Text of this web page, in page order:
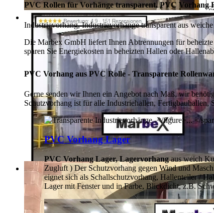
PVC Rollen für Vorhänge transparent, PVC Vorhang
Industrievorhang, Industrievorhänge transparent aus
Die Marbex GmbH liefert Ihnen Abtrennungen für
sparen Sie Energiekosten in beheizten Hallen oder
PVC Vorhang aus PVC Rolle - Transparente
Gerne senden wir Ihnen ein Angebot nach Maß, wir
Schutzvorhang ist für alle Industriehallen, Fertigbauhallen,
PVC Vorhang Lager
PVC Vorhang Lager, Lagervorhang aus weich
Zugluft ) Der Schutzvorhang gegen Wind und
eignet sich als Schallschutzvorhang, Hallenteiler /
Lager mit Fenster und in Farbe, Blickdicht, z.B.